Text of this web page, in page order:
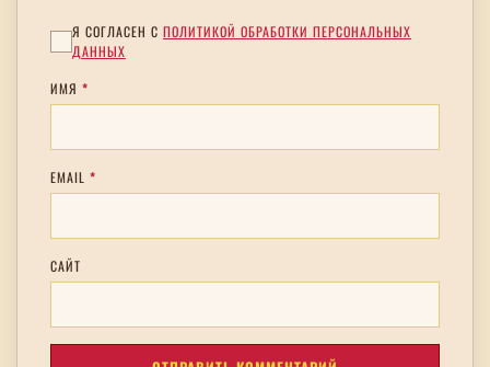
Я СОГЛАСЕН С ПОЛИТИКОЙ ОБРАБОТКИ ПЕРСОНАЛЬНЫХ
ДАННЫХ
ИМЯ *
EMAIL *
САЙТ